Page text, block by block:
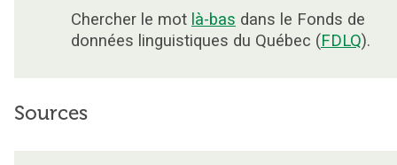
Chercher le mot là-bas dans le Fonds de
données linguistiques du Québec (FDLQ).
Sources